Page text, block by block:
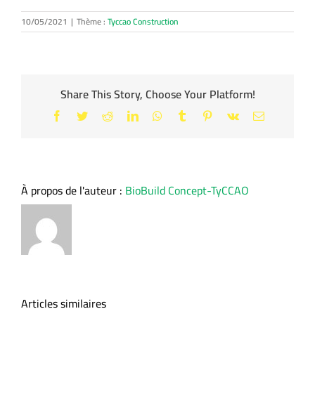
10/05/2021 | Thème :Tyccao Construction
Share This Story, Choose Your Platform!
Facebook
TwitterRedditLinkedInWhatsApp
TumblrPinterest
Vk Email
À propos de l'auteur : BioBuild Concept-TyCCAO
Articles similaires